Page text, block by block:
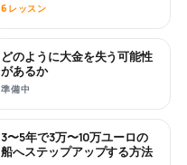
6レッスン
近日公開
どのように大金を失う可能性
があるか
準備中
新着
3〜5年で3万〜10万ユーロの
船へステップアップする方法